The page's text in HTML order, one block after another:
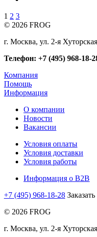
1 2 3
© 2026 FROG
г. Москва, ул. 2-я
Телефон: +7 (495) 968-18-
Компания
Помощь
Информация
О компании
Новости
Вакансии
Условия оплаты
Условия доставки
Условия работы
Информация о B2B
+7 (495) 968-18-28
© 2026 FROG
г. Москва, ул. 2-я